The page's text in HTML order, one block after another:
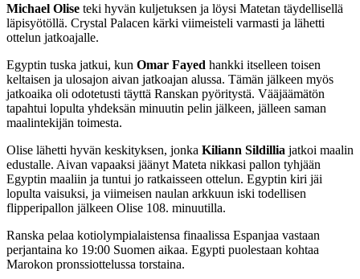
Michael Olise teki hyvän kuljetuksen ja löysi Matetan täydellisellä
läpisyötöllä. Crystal Palacen kärki viimeisteli varmasti ja lähetti
ottelun jatkoajalle.
Egyptin tuska jatkui, kun Omar Fayed hankki itselleen toisen
keltaisen ja ulosajon aivan jatkoajan alussa. Tämän jälkeen myös
jatkoaika oli odotetusti täyttä Ranskan pyöritystä. Vääjäämätön
tapahtui lopulta yhdeksän minuutin pelin jälkeen, jälleen saman
maalintekijän toimesta.
Olise lähetti hyvän keskityksen, jonka Kiliann Sildillia jatkoi maalin
edustalle. Aivan vapaaksi jäänyt Mateta nikkasi pallon tyhjään
Egyptin maaliin ja tuntui jo ratkaisseen ottelun. Egyptin kiri jäi
lopulta vaisuksi, ja viimeisen naulan arkkuun iski todellisen
flipperipallon jälkeen Olise 108. minuutilla.
Ranska pelaa kotiolympialaistensa finaalissa Espanjaa vastaan
perjantaina ko 19:00 Suomen aikaa. Egypti puolestaan kohtaa
Marokon pronssiottelussa torstaina.